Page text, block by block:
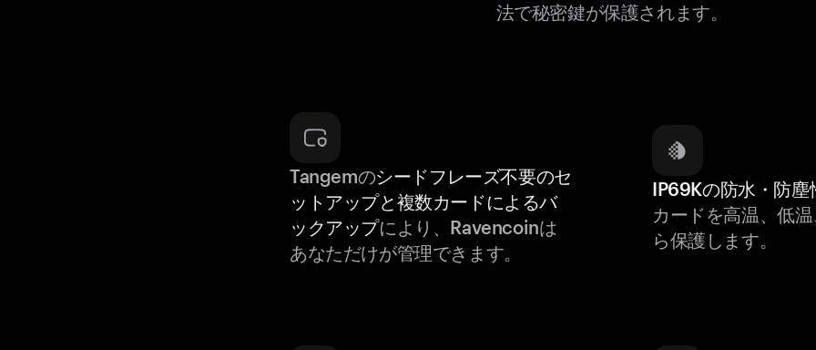
法で秘密鍵が保護されます。
Tangemのシードフレーズ不要のセ
ットアップと複数カードによるバ
ックアップにより、Ravencoinは
あなただけが管理できます。
IP69Kの防水・防塵
カードを高温、低
ら保護します。